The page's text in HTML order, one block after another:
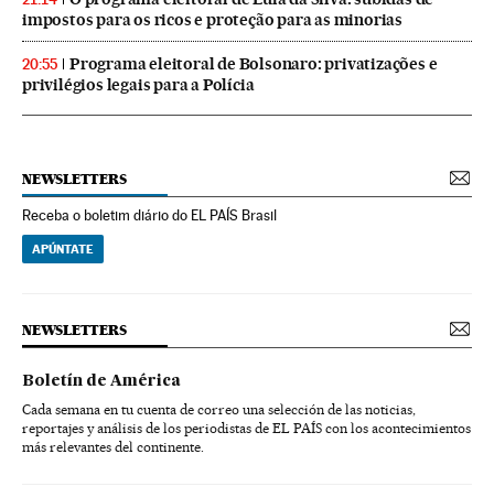
impostos para os ricos e proteção para as minorias
20:55
Programa eleitoral de Bolsonaro: privatizações e
privilégios legais para a Polícia
NEWSLETTERS
Receba o boletim diário do EL PAÍS Brasil
APÚNTATE
NEWSLETTERS
Boletín de América
Cada semana en tu cuenta de correo una selección de las noticias,
reportajes y análisis de los periodistas de EL PAÍS con los acontecimientos
más relevantes del continente.